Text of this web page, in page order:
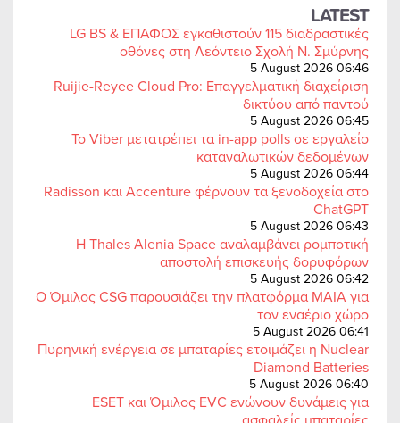
LATEST
LG BS & ΕΠΑΦΟΣ εγκαθιστούν 115 διαδραστικές
οθόνες στη Λεόντειο Σχολή Ν. Σμύρνης
5 August 2026 06:46
Ruijie-Reyee Cloud Pro: Επαγγελματική διαχείριση
δικτύου από παντού
5 August 2026 06:45
Το Viber μετατρέπει τα in-app polls σε εργαλείο
καταναλωτικών δεδομένων
5 August 2026 06:44
Radisson και Accenture φέρνουν τα ξενοδοχεία στο
ChatGPT
5 August 2026 06:43
Η Thales Alenia Space αναλαμβάνει ρομποτική
αποστολή επισκευής δορυφόρων
5 August 2026 06:42
Ο Όμιλος CSG παρουσιάζει την πλατφόρμα MAIA για
τον εναέριο χώρο
5 August 2026 06:41
Πυρηνική ενέργεια σε μπαταρίες ετοιμάζει η Nuclear
Diamond Batteries
5 August 2026 06:40
ESET και Όμιλος EVC ενώνουν δυνάμεις για